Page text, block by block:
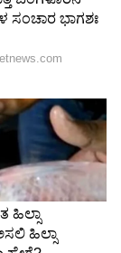
ಹೆಸರಿನಲ್ಲಿ
ಕಾಟ
ಅನಿಷ್ಠ
ಈ ಘಟನೆ